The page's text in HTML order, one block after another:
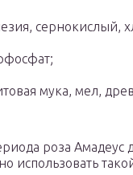
сернокислый,
мука, мел,
роза
использовать